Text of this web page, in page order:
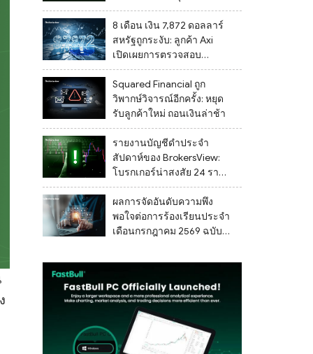
การปิดบัญชีและช่องโหว่
ด้านการกำกับดูแล
8 เดือน เงิน 7,872 ดอลลาร์
สหรัฐถูกระงับ: ลูกค้า Axi
เปิดเผยการตรวจสอบ
เอกสารที่ไม่สิ้นสุดและไม่
สามารถถอนเงินได้
Squared Financial ถูก
วิพากษ์วิจารณ์อีกครั้ง: หยุด
รับลูกค้าใหม่ ถอนเงินล่าช้า
รายงานบัญชีดำประจำ
สัปดาห์ของ BrokersView:
โบรกเกอร์น่าสงสัย 24 รายที่
ถูกระบุระหว่างวันที่ 27
กรกฎาคม ถึง 2 สิงหาคม
2569
ผลการจัดอันดับความพึง
พอใจต่อการร้องเรียนประจำ
เดือนกรกฎาคม 2569 ฉบับ